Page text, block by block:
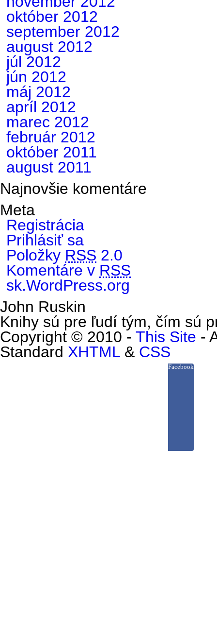
október 2012
september 2012
august 2012
júl 2012
jún 2012
máj 2012
apríl 2012
marec 2012
február 2012
október 2011
august 2011
Najnovšie komentáre
Meta
Registrácia
Prihlásiť sa
Položky RSS 2.0
Komentáre v RSS
sk.WordPress.org
John Ruskin
Knihy sú pre ľudí tým, čím sú
Copyright © 2010 - This Site -
Standard XHTML & CSS
Facebook